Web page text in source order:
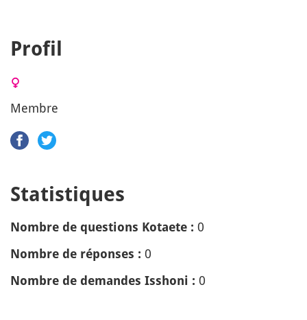
Profil
Membre
Statistiques
Nombre de questions Kotaete : 0
Nombre de réponses : 0
Nombre de demandes Isshoni : 0